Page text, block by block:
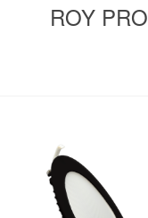
ROY PRO